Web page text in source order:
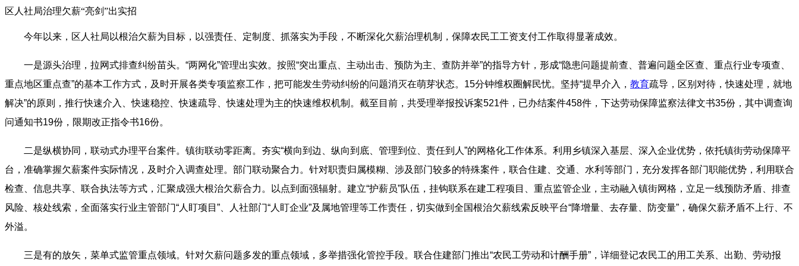
区人社局治理欠薪“亮剑”出实招
今年以来，区人社局以根治欠薪为目标，以强责任、定制度、抓落实为手段，不断深化欠薪治理机制，保障农民工工资支付工作取得显著成效。
一是源头治理，拉网式排查纠纷苗头。“两网化”管理出实效。按照“突出重点、主动出击、预防为主、查防并举”的指导方针，形成“隐患问题提前查、普遍问题全区查、重点行业专项查、
重点地区重点查”的基本工作方式，及时开展各类专项监察工作，把可能发生劳动纠纷的问题消灭在萌芽状态。15分钟维权圈解民忧。坚持“提早介入， 教育疏导，区别对待，快速处理，就地
解决”的原则，推行快速介入、快速稳控、快速疏导、快速处理为主的快速维权机制。截至目前，共受理举报投诉案521件，已办结案件458件，下达劳动保障监察法律文书35份，其中调查询
问通知书19份，限期改正指令书16份。
二是纵横协同，联动式办理平台案件。镇街联动零距离。夯实“横向到边、纵向到底、管理到位、责任到人”的网格化工作体系。利用乡镇深入基层、深入企业优势，依托镇街劳动保障平
台，准确掌握欠薪案件实际情况，及时介入调查处理。部门联动聚合力。针对职责归属模糊、涉及部门较多的特殊案件，联合住建、交通、水利等部门，充分发挥各部门职能优势，利用联合
检查、信息共享、联合执法等方式，汇聚成强大根治欠薪合力。以点到面强辐射。建立“护薪员”队伍，挂钩联系在建工程项目、重点监管企业，主动融入镇街网格，立足一线预防矛盾、排查
风险、核处线索，全面落实行业主管部门“人盯项目”、人社部门“人盯企业”及属地管理等工作责任，切实做到全国根治欠薪线索反映平台“降增量、去存量、防变量”，确保欠薪矛盾不上行、不
外溢。
三是有的放矢，菜单式监管重点领域。针对欠薪问题多发的重点领域，多举措强化管控手段。联合住建部门推出“农民工劳动和计酬手册”，详细登记农民工的用工关系、出勤、劳动报